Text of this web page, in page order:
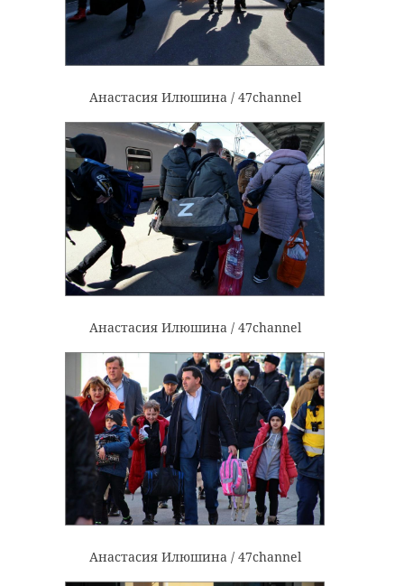
Анастасия Илюшина / 47channel
Анастасия Илюшина / 47channel
Анастасия Илюшина / 47channel
В Кингисеппском
районе
полностью сгорел
частный дом
18 июня, 16:46
мужчина
женщину,
...
18 июня, 19:53